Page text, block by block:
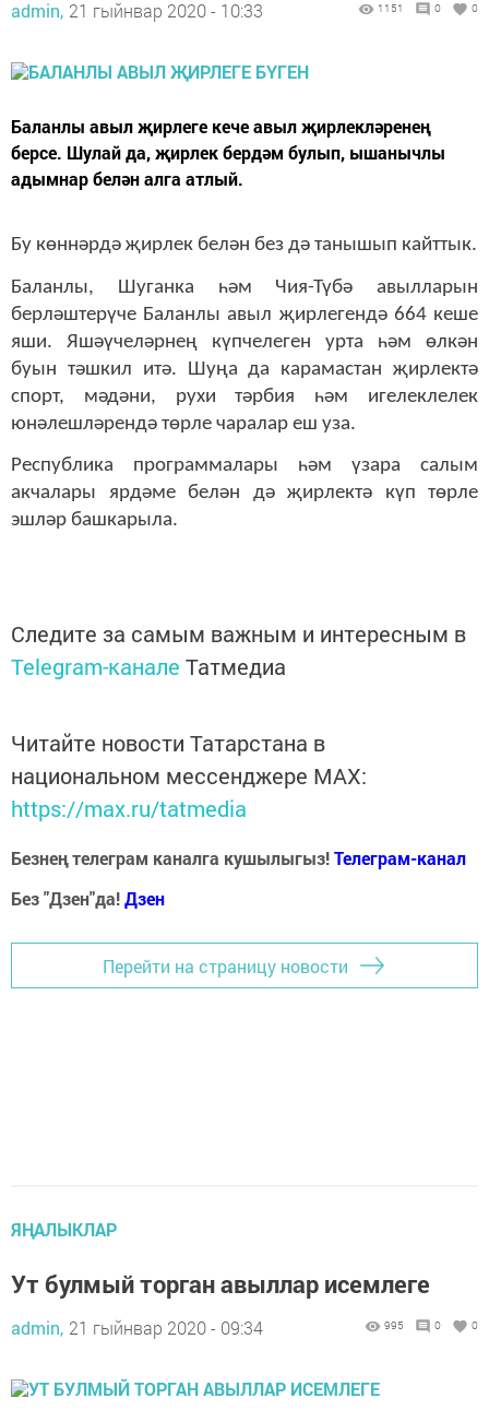
admin, 21 гыйнвар 2020 - 10:33 1151 0 0
Баланлы авыл җирлеге кече авыл җирлекләренең
берсе. Шулай да, җирлек бердәм булып, ышанычлы
адымнар белән алга атлый.
Бу көннәрдә җирлек белән без дә танышып кайттык.
Баланлы, Шуганка һәм Чия-Түбә авылларын
берләштерүче Баланлы авыл җирлегендә 664 кеше
яши. Яшәүчеләрнең күпчелеген урта һәм өлкән
буын тәшкил итә. Шуңа да карамастан җирлектә
спорт, мәдәни, рухи тәрбия һәм игелеклелек
юнәлешләрендә төрле чаралар еш уза.
Республика программалары һәм үзара салым
акчалары ярдәме белән дә җирлектә күп төрле
эшләр башкарыла.
Следите за самым важным и интересным в
Telegram-канале Татмедиа
Читайте новости Татарстана в
национальном мессенджере MАХ:
https://max.ru/tatmedia
Безнең телеграм каналга кушылыгыз!Телеграм-канал
Без "Дзен"да!Дзен
Перейти на страницу новости
ЯҢАЛЫКЛАР
Ут булмый торган авыллар исемлеге
admin, 21 гыйнвар 2020 - 09:34 995 0 0